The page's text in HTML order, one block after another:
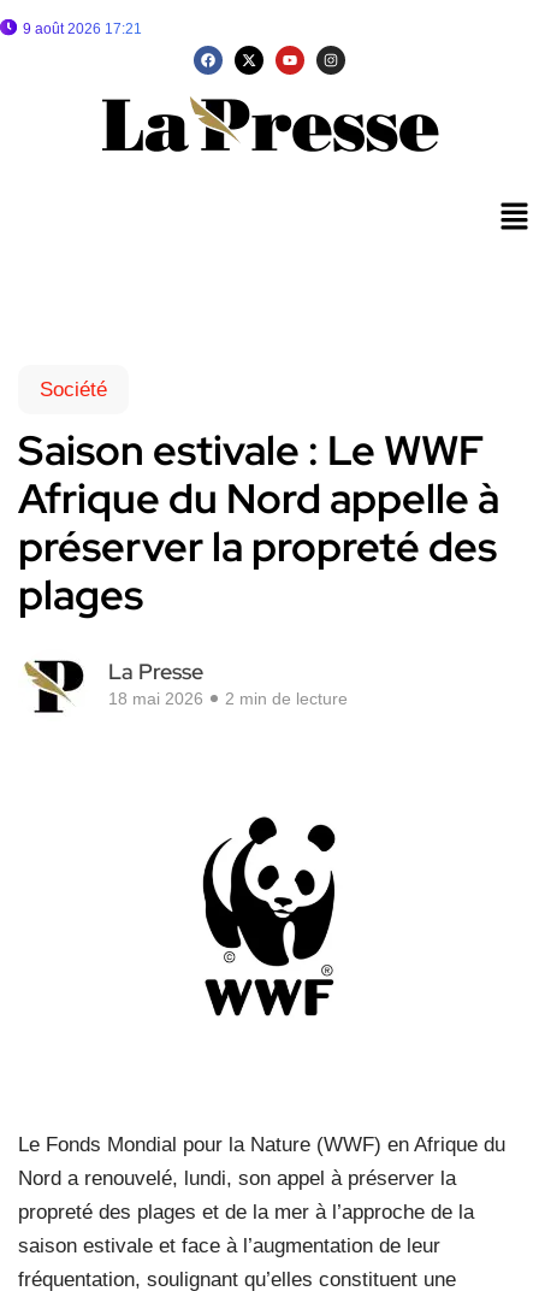
9 août 2026 17:21
Société
Saison estivale : Le WWF
Afrique du Nord appelle à
préserver la propreté des
plages
La Presse
18 mai 2026 2 min de lecture
Le Fonds Mondial pour la Nature (WWF) en Afrique du
Nord a renouvelé, lundi, son appel à préserver la
propreté des plages et de la mer à l’approche de la
saison estivale et face à l’augmentation de leur
fréquentation, soulignant qu’elles constituent une